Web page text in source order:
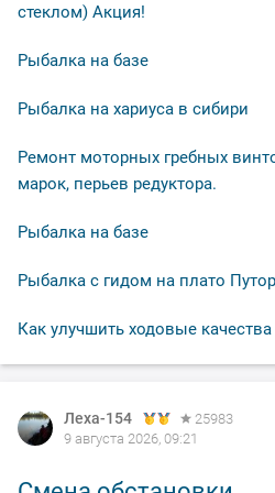
стеклом) Акция!
Рыбалка на базе
Рыбалка на хариуса в сибири
Ремонт моторных гребных
марок, перьев редуктора.
Рыбалка на базе
Рыбалка с гидом на плато
Как улучшить ходовые
Леха-154
25983
9 августа 2026, 09:21
Леха-154
25983
8 августа 2026, 20:55